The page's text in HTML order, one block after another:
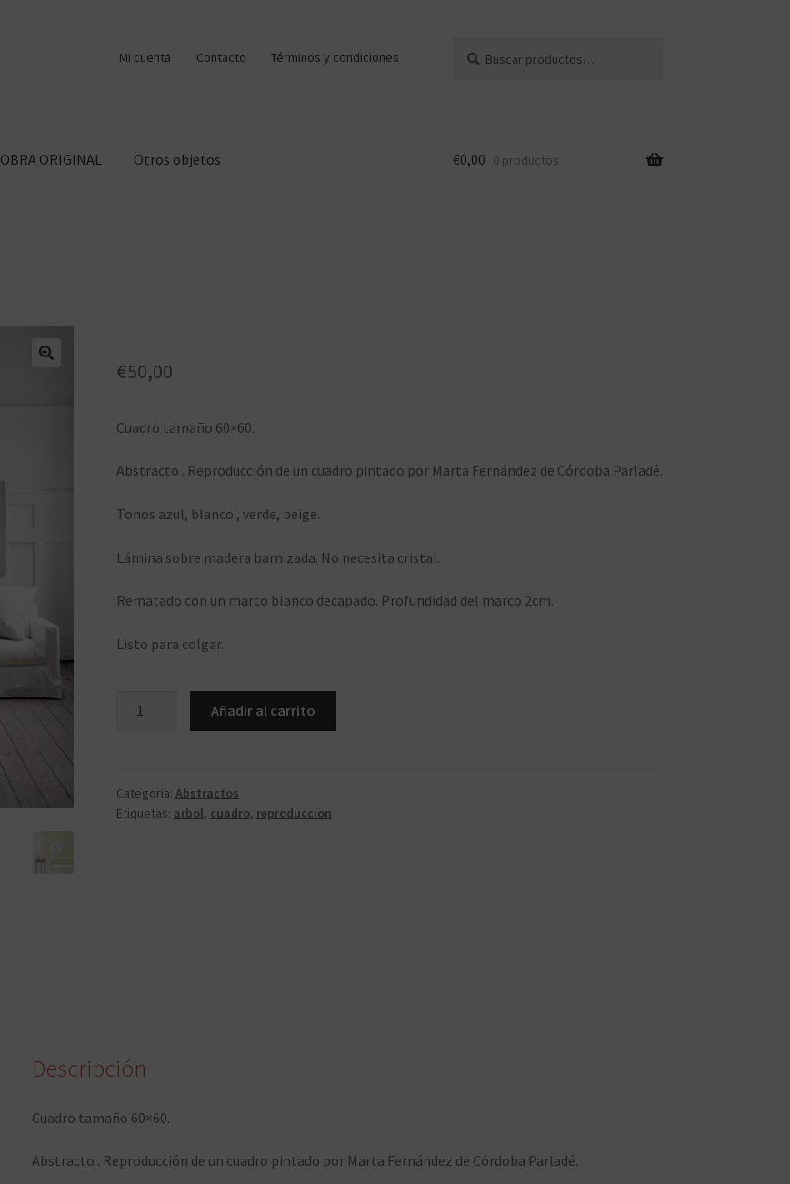
Mi cuenta Contacto Términos y condiciones
por:
OBRA ORIGINAL Otros objetos €0,00 0 productos
€50,00
Cuadro tamaño 60×60.
Abstracto . Reproducción de un cuadro pintado por Marta Fernández de Córdoba Parladé.
Tonos azul, blanco , verde, beige.
Lámina sobre madera barnizada. No necesita cristal.
Rematado con un marco blanco decapado. Profundidad del marco 2cm.
Listo para colgar.
Añadir al carrito
Categoría: Abstractos
Etiquetas: arbol, cuadro, reproduccion
Descripción
Cuadro tamaño 60×60.
Abstracto . Reproducción de un cuadro pintado por Marta Fernández de Córdoba Parladé.